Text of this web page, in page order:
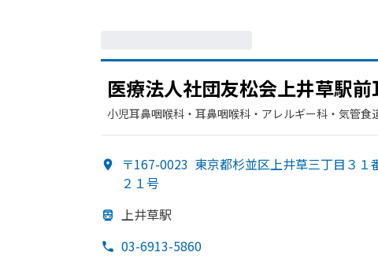
医療法人社団友松会上井草駅
小児耳鼻咽喉科・​耳鼻咽喉科・​アレルギー科・​気管食
〒167-0023 東京都杉並区上井草三丁目３１
２１号
上井草駅
03-6913-5860